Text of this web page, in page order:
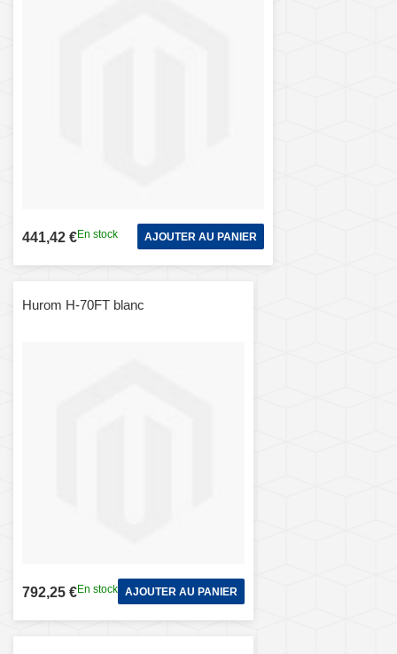
441,42 €En stock AJOUTER AU PANIER
Hurom H-70FT blanc
792,25 €En stock AJOUTER AU PANIER